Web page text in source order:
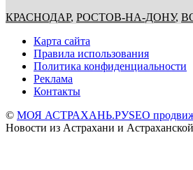
КРАСНОДАР, РОСТОВ-НА-ДОНУ,
Карта сайта
Правила использования
Политика конфиденциальности
Реклама
Контакты
© МОЯ АСТРАХАНЬ.РУSEO
Новости из Астрахани и